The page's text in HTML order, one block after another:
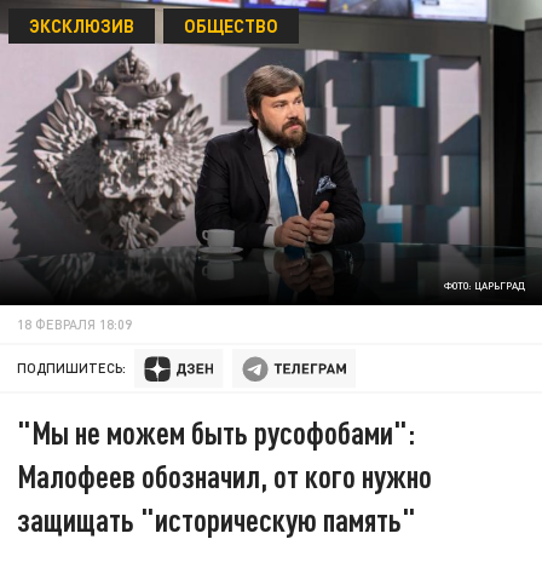
ФОТО: ЦАРЬГРАД
ЭКСКЛЮЗИВ ОБЩЕСТВО
18 ФЕВРАЛЯ 18:09
ПОДПИШИТЕСЬ:
"Мы не можем быть русофобами":
Малофеев обозначил, от кого нужно
защищать "историческую память"